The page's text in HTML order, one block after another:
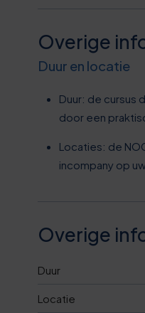
Overige
Duur en locatie
Duur: de cursus
door een
Locaties: de
incompany op
Overige
Duur
Locatie
7
0
3
7
3
9
9
0
1
1
2